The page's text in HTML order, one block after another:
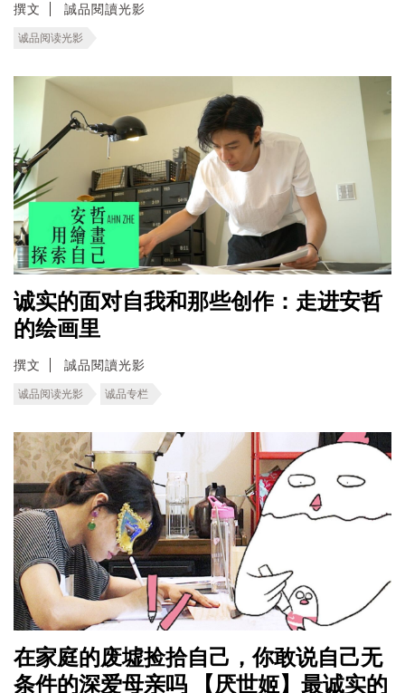
撰文 誠品閱讀光影
诚品阅读光影
诚实的面对自我和那些创作：走进安哲
的绘画里
撰文 誠品閱讀光影
诚品阅读光影 诚品专栏
在家庭的废墟捡拾自己，你敢说自己无
条件的深爱母亲吗 【厌世姬】最诚实的